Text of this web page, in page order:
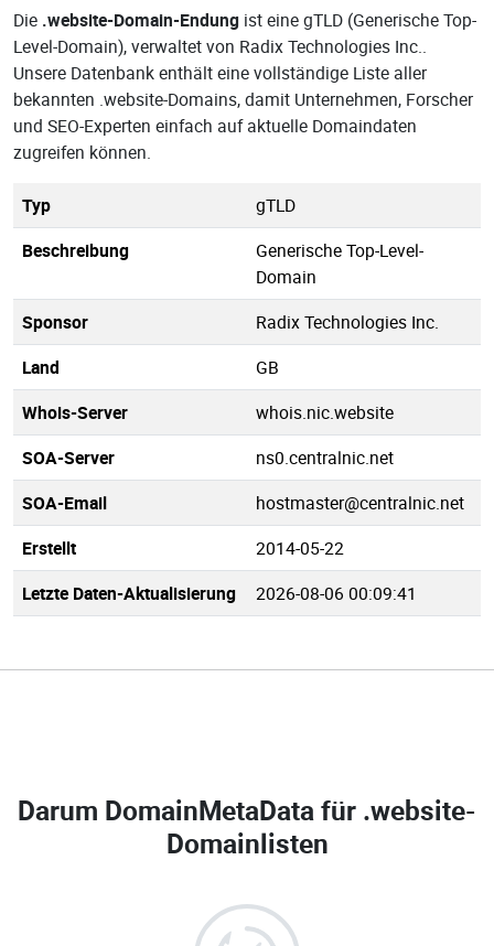
Die .website-Domain-Endung ist eine gTLD (Generische Top-
Level-Domain), verwaltet von Radix Technologies Inc..
Unsere Datenbank enthält eine vollständige Liste aller
bekannten .website-Domains, damit Unternehmen, Forscher
und SEO-Experten einfach auf aktuelle Domaindaten
zugreifen können.
Typ
gTLD
Beschreibung
Generische Top-Level-
Domain
Sponsor
Radix Technologies Inc.
Land
GB
Whois-Server
whois.nic.website
SOA-Server
ns0.centralnic.net
SOA-Email
hostmaster@centralnic.net
Erstellt
2014-05-22
Letzte Daten-Aktualisierung
2026-08-06 00:09:41
Darum DomainMetaData für .website-
Domainlisten